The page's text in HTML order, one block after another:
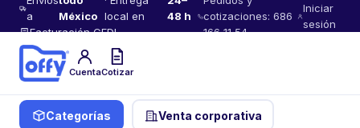
a
México local en
48 h
Facturación CFDI
cotizaciones: 686
166 11 54
Iniciar
sesión
CuentaCotizar
Categorías Venta corporativa